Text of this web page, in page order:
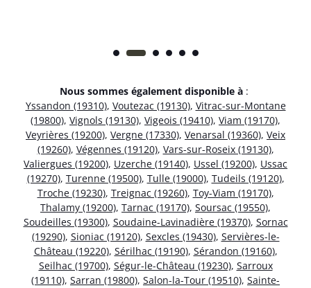
Nous sommes également disponible à :
Yssandon (19310), Voutezac (19130), Vitrac-sur-Montane
(19800), Vignols (19130), Vigeois (19410), Viam (19170),
Veyrières (19200), Vergne (17330), Venarsal (19360), Veix
(19260), Végennes (19120), Vars-sur-Roseix (19130),
Valiergues (19200), Uzerche (19140), Ussel (19200), Ussac
(19270), Turenne (19500), Tulle (19000), Tudeils (19120),
Troche (19230), Treignac (19260), Toy-Viam (19170),
Thalamy (19200), Tarnac (19170), Soursac (19550),
Soudeilles (19300), Soudaine-Lavinadière (19370), Sornac
(19290), Sioniac (19120), Sexcles (19430), Servières-le-
Château (19220), Sérilhac (19190), Sérandon (19160),
Seilhac (19700), Ségur-le-Château (19230), Sarroux
(19110), Sarran (19800), Salon-la-Tour (19510), Sainte-